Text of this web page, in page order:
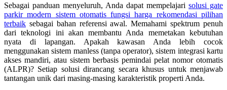
Sebagai panduan menyeluruh, Anda dapat mempelajari solusi gate
parkir modern sistem otomatis fungsi harga rekomendasi pilihan
terbaik sebagai bahan referensi awal. Memahami spektrum penuh
dari teknologi ini akan membantu Anda memetakan kebutuhan
nyata di lapangan. Apakah kawasan Anda lebih cocok
menggunakan sistem manless (tanpa operator), sistem integrasi kartu
akses mandiri, atau sistem berbasis pemindai pelat nomor otomatis
(ALPR)? Setiap solusi dirancang secara khusus untuk menjawab
tantangan unik dari masing-masing karakteristik properti Anda.